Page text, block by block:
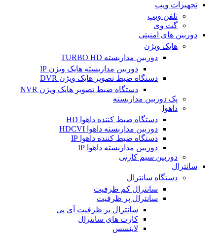
تجهیزات ویپ
تلفن ویپ
گت وی
دوربین های امنیتی
هایک ویژن
دوربین مداربسته TURBO HD
دوربین مداربسته هایک ویژن IP
دستگاه ضبط تصویر هایک ویژن DVR
دستگاه ضبط تصویر هایک ویژن NVR
پک دوربین مداربسته
داهوا
دستگاه ضبط کننده داهوا HD
دوربین مداربسته داهوا HDCVI
دستگاه ضبط کننده داهوا IP
دوربین مداربسته داهوا IP
دوربین سیم کارتی
سانترال
دستگاه سانترال
سانترال کم ظرفیت
سانترال پر ظرفیت
سانترال پر ظرفیت آی پی
کارت های سانترال
لاینسس